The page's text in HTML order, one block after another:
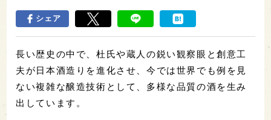
シェア
長い歴史の中で、杜氏や蔵人の鋭い観察眼と創意工
夫が日本酒造りを進化させ、今では世界でも例を見
ない複雑な醸造技術として、多様な品質の酒を生み
出しています。